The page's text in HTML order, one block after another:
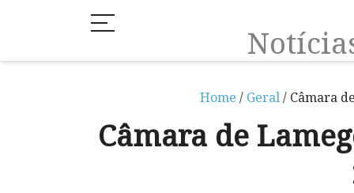
Home / Geral/ Câmara
Câmara de